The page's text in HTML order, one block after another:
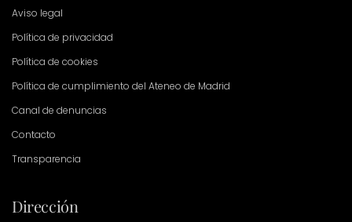
Aviso legal
Política de privacidad
Política de cookies
Política de cumplimiento del Ateneo de Madrid
Canal de denuncias
Contacto
Transparencia
Dirección